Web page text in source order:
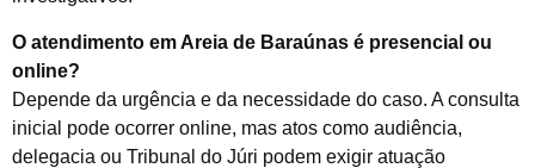
O atendimento em Areia de Baraúnas é presencial ou
online?
Depende da urgência e da necessidade do caso. A consulta
inicial pode ocorrer online, mas atos como audiência,
delegacia ou Tribunal do Júri podem exigir atuação